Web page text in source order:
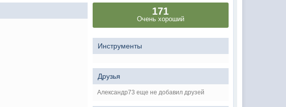
171
Очень хороший
Инструменты
Друзья
Александр73 еще не добавил друзей